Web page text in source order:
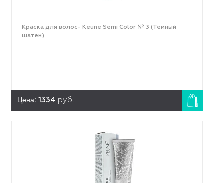
Краска для волос- Keune Semi Color № 3 (Темный
шатен)
Цена: 1334 руб.